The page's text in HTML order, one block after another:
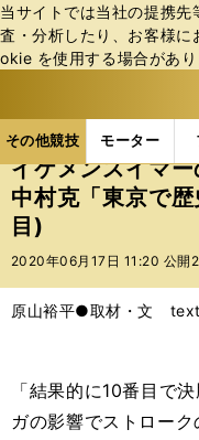
当サイトでは当社の提携
査・分析したり、お客様
okie を使⽤する場合があ
その他競技 モーター
ス
ポ
ル
テ
ー
バ
その他競技の記事
イケメンスイマ
中村克「東京で
目)
2020年06月17日 11:20 公開
原山裕平●取材・文
「結果的に10番目で
ガの影響でストロー